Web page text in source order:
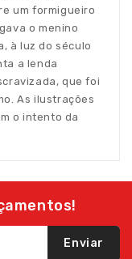
um formigueiro
o menino
à luz do século
a lenda
que foi
As ilustrações
o intento da
Enviar